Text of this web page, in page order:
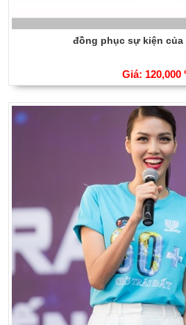
đồng phục sự kiện
Giá: 120,000